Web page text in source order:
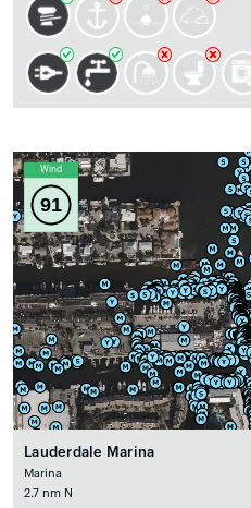
Wind
91
Lauderdale Marina
Marina
2.7 nm N